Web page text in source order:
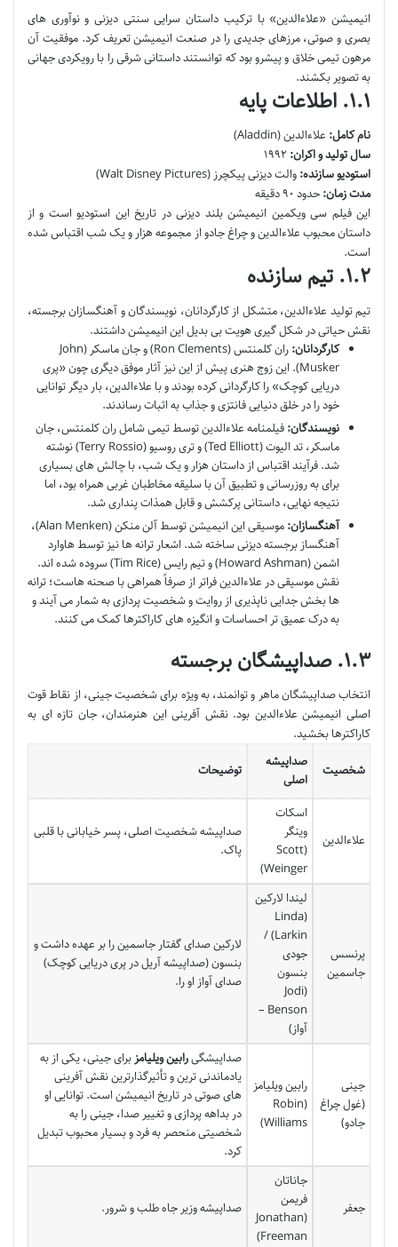
انیمیشن «علاءالدین» با ترکیب داستان سرایی سنتی دیزنی و نوآوری های
بصری و صوتی، مرزهای جدیدی را در صنعت انیمیشن تعریف کرد. موفقیت آن
مرهون تیمی خلاق و پیشرو بود که توانستند داستانی شرقی را با رویکردی جهانی
به تصویر بکشند.
۱.۱. اطلاعات پایه
نام کامل: علاءالدین (Aladdin)
سال تولید و اکران:
استودیو سازنده: والت دیزنی پیکچرز (Walt Disney Pictures)
مدت زمان: حدود ۹۰ دقیقه
این فیلم سی ویکمین انیمیشن بلند دیزنی در تاریخ این استودیو است و از
داستان محبوب علاءالدین و چراغ جادو از مجموعه هزار و یک شب اقتباس شده
است.
۱.۲. تیم سازنده
تیم تولید علاءالدین، متشکل از کارگردانان، نویسندگان و آهنگسازان برجسته،
نقش حیاتی در شکل گیری هویت بی بدیل این انیمیشن داشتند.
کارگردانان:
ران کلمنتس (Ron Clements) و جان ماسکر (John
Musker). این زوج هنری پیش از این نیز آثار موفق دیگری چون «پری
دریایی کوچک» را کارگردانی کرده بودند و با علاءالدین، بار دیگر توانایی
خود را در خلق دنیایی فانتزی و جذاب به اثبات رساندند.
نویسندگان: فیلمنامه علاءالدین توسط تیمی شامل ران کلمنتس، جان
ماسکر، تد الیوت (Ted Elliott) و تری روسیو (Terry Rossio) نوشته
شد. فرآیند اقتباس از داستان هزار و یک شب، با چالش های بسیاری
برای به روزرسانی و تطبیق آن با سلیقه مخاطبان غربی همراه بود، اما
نتیجه نهایی، داستانی پرکشش و قابل همذات پنداری شد.
آهنگسازان:
موسیقی این انیمیشن توسط آلن منکن (Alan Menken)،
آهنگساز برجسته دیزنی ساخته شد. اشعار ترانه ها نیز توسط هاوارد
اشمن (Howard Ashman) و تیم رایس (Tim Rice) سروده شده اند.
نقش موسیقی در علاءالدین فراتر از صرفاً همراهی با صحنه هاست؛ ترانه
ها بخش جدایی ناپذیری از روایت و شخصیت پردازی به شمار می آیند و
به درک عمیق تر احساسات و انگیزه های کاراکترها کمک می کنند.
۱.۳. صداپیشگان برجسته
انتخاب صداپیشگان ماهر و توانمند، به ویژه برای شخصیت جینی، از نقاط قوت
اصلی انیمیشن علاءالدین بود. نقش آفرینی این هنرمندان، جان تازه ای به
کاراکترها بخشید.
شخصیت
صداپیشه
اصلی
توضیحات
علاءالدین
اسکات
وینگر
(Scott
Weinger)
صداپیشه شخصیت اصلی، پسر خیابانی با قلبی
پاک.
پرنسس
جاسمین
لیندا لارکین
(Linda
Larkin) /
جودی
بنسون
(Jodi
Benson –
آواز)
لارکین صدای گفتار جاسمین را بر عهده داشت و
بنسون (صداپیشه آریل در پری دریایی کوچک)
صدای آواز او را.
جینی
(غول چراغ
جادو)
رابین ویلیامز
(Robin
Williams)
صداپیشگیرابین ویلیامز برای جینی، یکی از به
یادماندنی ترین و تأثیرگذارترین نقش آفرینی
های صوتی در تاریخ انیمیشن است. توانایی او
در بداهه پردازی و تغییر صدا، جینی را به
شخصیتی منحصر به فرد و بسیار محبوب تبدیل
کرد.
جعفر
جاناتان
فریمن
(Jonathan
Freeman)
صداپیشه وزیر جاه طلب و شرور.